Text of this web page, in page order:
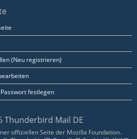
(Neu registrieren)
festlegen
Thunderbird Mail DE
offiziellen Seite der Mozilla Foundation.